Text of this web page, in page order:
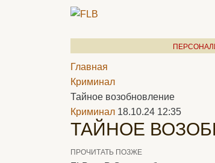
Главная
Криминал
Тайное возобновление
Криминал 18.10.24 12:35
ТАЙНОЕ
ПРОЧИТАТЬ ПОЗЖЕ